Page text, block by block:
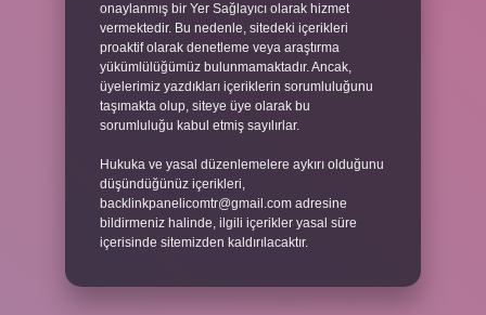
onaylanmış bir Yer Sağlayıcı olarak hizmet
vermektedir. Bu nedenle, sitedeki içerikleri
proaktif olarak denetleme veya araştırma
yükümlülüğümüz bulunmamaktadır. Ancak,
üyelerimiz yazdıkları içeriklerin sorumluluğunu
taşımakta olup, siteye üye olarak bu
sorumluluğu kabul etmiş sayılırlar.
Hukuka ve yasal düzenlemelere aykırı olduğunu
düşündüğünüz içerikleri,
backlinkpanelicomtr@gmail.com adresine
bildirmeniz halinde, ilgili içerikler yasal süre
içerisinde sitemizden kaldırılacaktır.